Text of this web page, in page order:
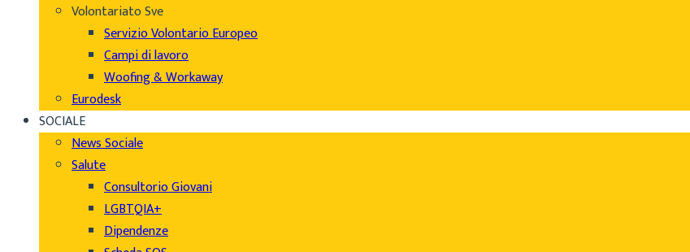
Volontariato Sve
Servizio Volontario Europeo
Campi di lavoro
Woofing & Workaway
Eurodesk
SOCIALE
News Sociale
Salute
Consultorio Giovani
LGBTQIA+
Dipendenze